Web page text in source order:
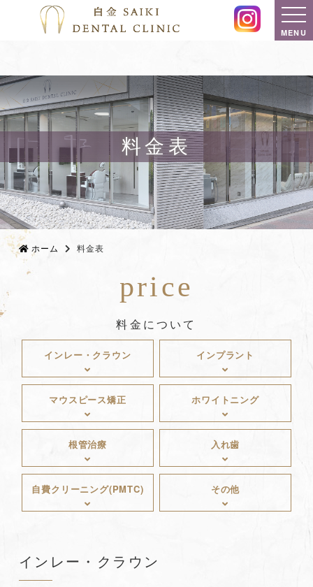
MENU
料金表
ホーム 料金表
price
料金について
インレー・クラウン インプラント
マウスピース矯正 ホワイトニング
根管治療 入れ歯
自費クリーニング(PMTC) その他
インレー・クラウン